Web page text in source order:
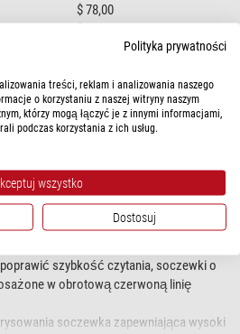
$ 78,00
$ 117,00
przez dłuższy czas oraz gdy nie
w przypadku drżenia rąk
szybkość czytania, soczewki o
w obrotową czerwoną linię
soczewka zapewniająca wysoki
Polityka prywatności
treści, reklam i analizowania naszego
o korzystaniu z naszej witryny naszym
którzy mogą łączyć je z innymi informacjami,
podczas korzystania z ich usług.
wszystko
Dostosuj